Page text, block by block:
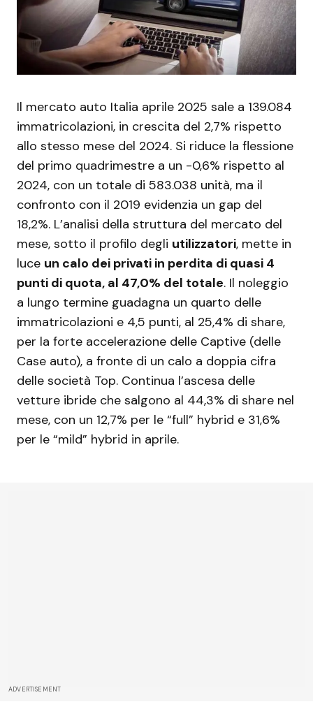
Il mercato auto Italia aprile 2025 sale a 139.084
immatricolazioni, in crescita del 2,7% rispetto
allo stesso mese del 2024. Si riduce la flessione
del primo quadrimestre a un -0,6% rispetto al
2024, con un totale di 583.038 unità, ma il
confronto con il 2019 evidenzia un gap del
18,2%. L’analisi della struttura del mercato del
mese, sotto il profilo degli utilizzatori, mette in
luce un calo dei privati in perdita di quasi 4
punti di quota, al 47,0% del totale. Il noleggio
a lungo termine guadagna un quarto delle
immatricolazioni e 4,5 punti, al 25,4% di share,
per la forte accelerazione delle Captive (delle
Case auto), a fronte di un calo a doppia cifra
delle società Top. Continua l’ascesa delle
vetture ibride che salgono al 44,3% di share nel
mese, con un 12,7% per le “full” hybrid e 31,6%
per le “mild” hybrid in aprile.
ADVERTISEMENT